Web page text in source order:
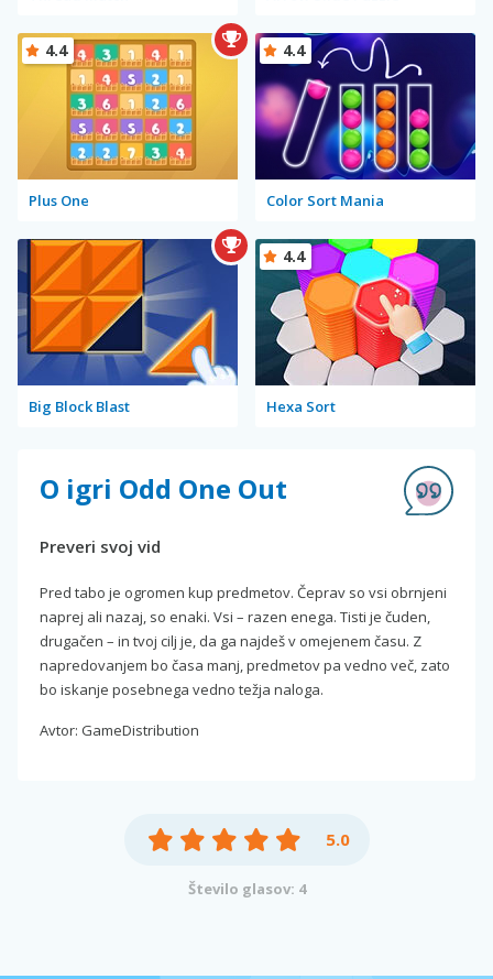
Plus One
4.4
Color Sort Mania
4.4
Big Block Blast Hexa Sort
4.4
O igri Odd One Out
Preveri svoj vid
Pred tabo je ogromen kup predmetov. Čeprav so vsi obrnjeni
naprej ali nazaj, so enaki. Vsi – razen enega. Tisti je čuden,
drugačen – in tvoj cilj je, da ga najdeš v omejenem času. Z
napredovanjem bo časa manj, predmetov pa vedno več, zato
bo iskanje posebnega vedno težja naloga.
Avtor: GameDistribution
5.0
Število glasov: 4